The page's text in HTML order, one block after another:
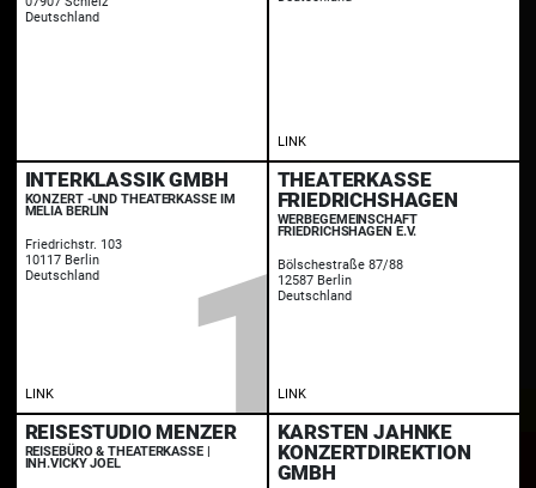
Deutschland
LINK
INTERKLASSIK GMBH
KONZERT -UND THEATERKASSE IM
MELIA BERLIN
Friedrichstr. 103
10117 Berlin
Deutschland
LINK
THEATERKASSE
FRIEDRICHSHAGEN
WERBEGEMEINSCHAFT
FRIEDRICHSHAGEN E.V.
Bölschestraße 87/88
12587 Berlin
Deutschland
LINK
REISESTUDIO MENZER
REISEBÜRO & THEATERKASSE |
INH.VICKY JOEL
KARSTEN JAHNKE
KONZERTDIREKTION
GMBH